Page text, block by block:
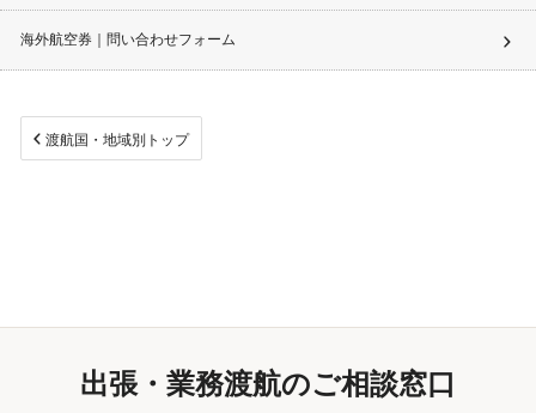
海外航空券｜問い合わせフォーム
渡航国・地域別トップ
出張・業務渡航のご相談窓口